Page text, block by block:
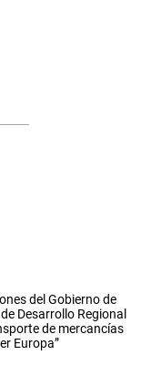
del Gobierno de
Desarrollo Regional
de mercancías
Europa”